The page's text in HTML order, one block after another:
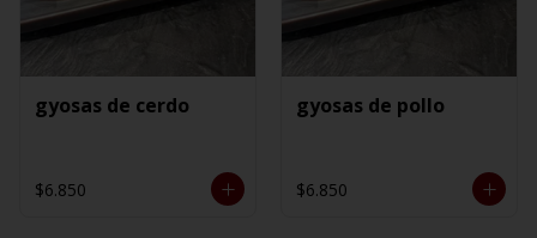
gyosas de cerdo
$6.850
gyosas de pollo
$6.850